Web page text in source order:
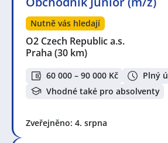
Nutně vás hledají
O2 Czech Republic a.s.
Praha (30 km)
60 000 – 90 000 Kč
Plný
Vhodné také pro absolventy
Zveřejněno: 4. srpna